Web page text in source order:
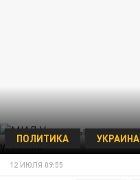
ПОЛИТИКА УКРАИНА
12 ИЮЛЯ 09:55